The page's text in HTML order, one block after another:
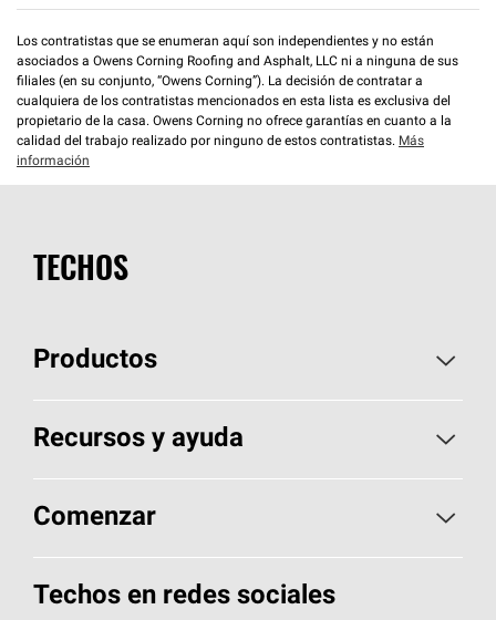
Los contratistas que se enumeran aquí son independientes y no están
asociados a Owens Corning Roofing and Asphalt, LLC ni a ninguna de sus
filiales (en su conjunto, “Owens Corning”). La decisión de contratar a
cualquiera de los contratistas mencionados en esta lista es exclusiva del
propietario de la casa. Owens Corning no ofrece garantías en cuanto a la
calidad del trabajo realizado por ninguno de estos contratistas. Más
información
TECHOS
Productos
Elija sus tejas
Encuentre un contratista
Componentes para techos
Recursos y ayuda
Aspectos básicos sobre techos
Herramientas de diseño y color
Comenzar
Llame al 1-800-GET-PINK®
Techos en redes sociales